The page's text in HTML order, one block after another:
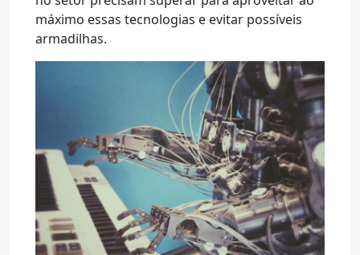
máximo essas tecnologias e evitar possíveis
armadilhas.